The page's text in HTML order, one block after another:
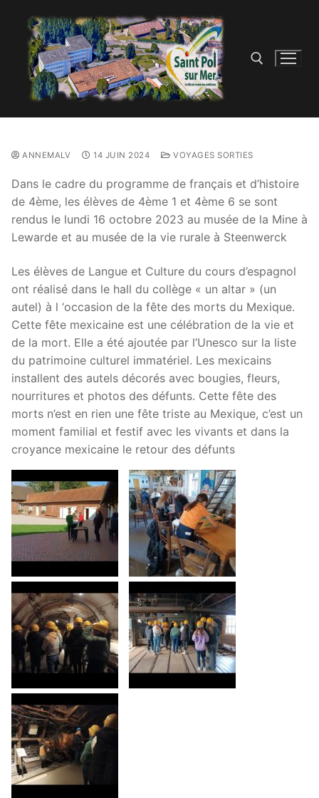
ANNEMALV 14 JUIN 2024 VOYAGES SORTIES
Dans le cadre du programme de français et d’histoire
de 4ème, les élèves de 4ème 1 et 4ème 6 se sont
rendus le lundi 16 octobre 2023 au musée de la Mine à
Lewarde et au musée de la vie rurale à Steenwerck
Les élèves de Langue et Culture du cours d’espagnol
ont réalisé dans le hall du collège « un altar » (un
autel) à l ‘occasion de la fête des morts du Mexique.
Cette fête mexicaine est une célébration de la vie et
de la mort. Elle a été ajoutée par l’Unesco sur la liste
du patrimoine culturel immatériel. Les mexicains
installent des autels décorés avec bougies, fleurs,
nourritures et photos des défunts. Cette fête des
morts n’est en rien une fête triste au Mexique, c’est un
moment familial et festif avec les vivants et dans la
croyance mexicaine le retour des défunts